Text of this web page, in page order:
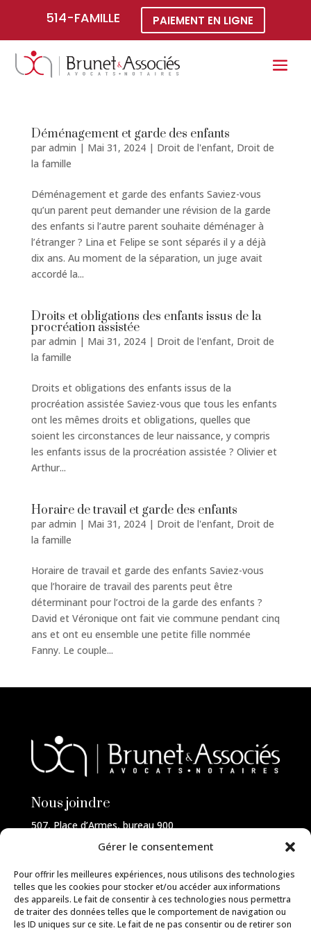
Gérer le consentement
Pour offrir les meilleures expériences, nous utilisons des technologies
telles que les cookies pour stocker et/ou accéder aux informations
des appareils. Le fait de consentir à ces technologies nous permettra
de traiter des données telles que le comportement de navigation ou
les ID uniques sur ce site. Le fait de ne pas consentir ou de retirer son
514-FAMILLE PAIEMENT EN LIGNE
Déménagement et garde des enfants
par admin | Mai 31, 2024| Droit de l'enfant, Droit de
la famille
Déménagement et garde des enfants Saviez-vous
qu’un parent peut demander une révision de la garde
des enfants si l’autre parent souhaite déménager à
l’étranger ? Lina et Felipe se sont séparés il y a déjà
dix ans. Au moment de la séparation, un juge avait
accordé la...
Droits et obligations des enfants issus de la
procréation assistée
par admin | Mai 31, 2024| Droit de l'enfant, Droit de
la famille
Droits et obligations des enfants issus de la
procréation assistée Saviez-vous que tous les enfants
ont les mêmes droits et obligations, quelles que
soient les circonstances de leur naissance, y compris
les enfants issus de la procréation assistée ? Olivier et
Arthur...
Horaire de travail et garde des enfants
par admin | Mai 31, 2024| Droit de l'enfant, Droit de
la famille
Horaire de travail et garde des enfants Saviez-vous
que l’horaire de travail des parents peut être
déterminant pour l’octroi de la garde des enfants ?
David et Véronique ont fait vie commune pendant cinq
ans et ont eu ensemble une petite fille nommée
Fanny. Le couple...
Nous joindre
507, Place d’Armes, bureau 900
Montréal (Québec)
514-FAMILLE